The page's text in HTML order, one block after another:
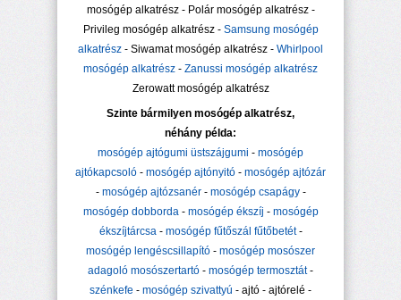
mosógép alkatrész - Polár mosógép alkatrész -
Privileg mosógép alkatrész - Samsung mosógép
alkatrész - Siwamat mosógép alkatrész - Whirlpool
mosógép alkatrész - Zanussi mosógép alkatrész
Zerowatt mosógép alkatrész
Szinte bármilyen mosógép alkatrész,
néhány példa:
mosógép ajtógumi üstszájgumi - mosógép
ajtókapcsoló - mosógép ajtónyitó - mosógép ajtózár
- mosógép ajtózsanér- mosógép csapágy-
mosógép dobborda- mosógép ékszíj - mosógép
ékszíjtárcsa- mosógép fűtőszál fűtőbetét-
mosógép lengéscsillapító - mosógép mosószer
adagoló mosószertartó - mosógép termosztát-
szénkefe - mosógép szivattyú - ajtó - ajtórelé -